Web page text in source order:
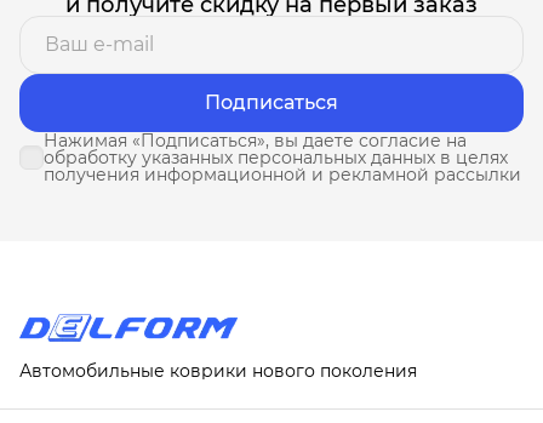
Подписаться
Нажимая «Подписаться», вы даете согласие на
обработку указанных персональных данных в целях
получения информационной и рекламной рассылки
Автомобильные коврики нового поколения